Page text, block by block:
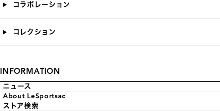
コラボレーション
コレクション
INFORMATION
ニュース
About LeSportsac
ストア検索